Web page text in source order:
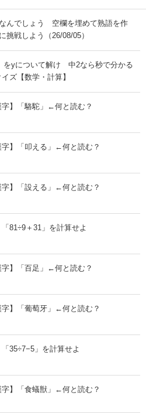
んでしょう 空欄を埋めて熟語を作
挑戦しよう（26/08/05）
をyについて解け 中2なら秒で分かる
ズ【数学・計算】
字】「駱駝」←何と読む？
字】「叩える」←何と読む？
字】「設える」←何と読む？
「81÷9＋31」を計算せよ
字】「百足」←何と読む？
字】「葡萄牙」←何と読む？
「35÷7−5」を計算せよ
字】「食蟻獣」←何と読む？